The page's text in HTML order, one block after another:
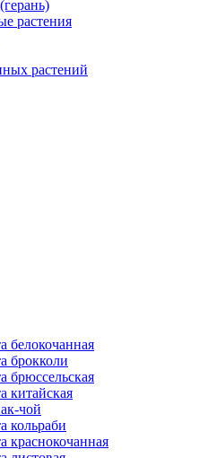
растения
растений
белокочанная
брокколи
брюссельская
китайская
чой
кольраби
краснокочанная